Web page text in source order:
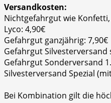
Versandkosten:
Nichtgefahrgut wie
Lyco: 4,90€
Gefahrgut ganzjährig: 7,90€
Gefahrgut Silvesterversand
Gefahrgut Sonderversand
Silvesterversand Spezial
Bei Kombination gilt die